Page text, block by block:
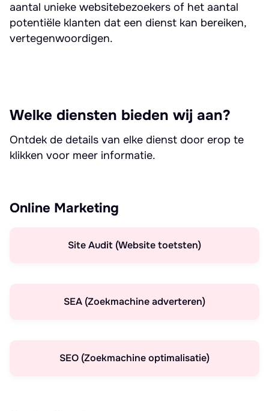
aantal unieke websitebezoekers of het aantal
potentiële klanten dat een dienst kan bereiken,
vertegenwoordigen.
Welke diensten bieden wij aan?
Ontdek de details van elke dienst door erop te
klikken voor meer informatie.
Online Marketing
Site Audit (Website toetsten)
SEA (Zoekmachine adverteren)
SEO (Zoekmachine optimalisatie)